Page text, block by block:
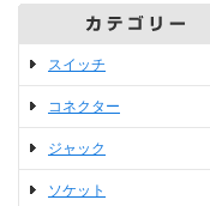
スイッチ
コネクター
ジャック
ソケット